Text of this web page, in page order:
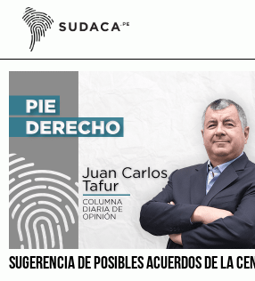
Skip
contentAudiocolumna
SUGERENCIA DE POSIBLES ACUERDOS DE LA